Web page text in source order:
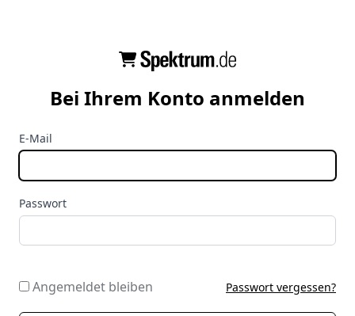
Bei Ihrem Konto anmelden
E-Mail
Passwort
Angemeldet bleiben Passwort vergessen?